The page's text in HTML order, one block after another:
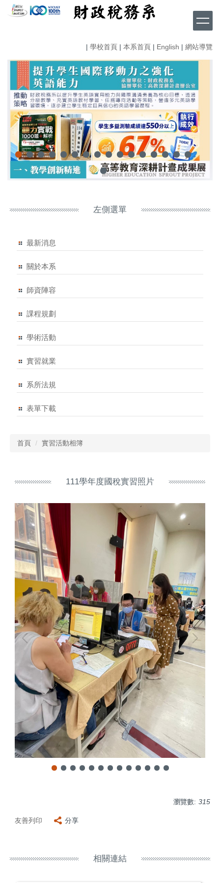
到
容
| 學校首頁 | 本系首頁 | English | 網站導覽
左側選單
最新消息
關於本系
師資陣容
課程規劃
學術活動
實習就業
系所法規
表單下載
首頁 實習活動相簿
111學年度國稅實習照片
瀏覽數: 315
友善列印 分享
相關連結